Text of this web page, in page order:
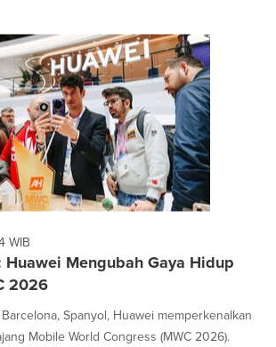
WIB
Huawei Mengubah Gaya Hidup
2026
Spanyol, Huawei memperkenalkan
Mobile World Congress (MWC 2026).